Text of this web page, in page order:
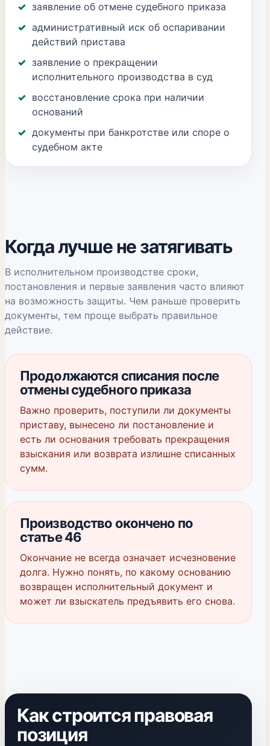
заявление об отмене судебного приказа
административный иск об оспаривании
действий пристава
заявление о прекращении
исполнительного производства в суд
восстановление срока при наличии
оснований
документы при банкротстве или споре о
судебном акте
Когда лучше не затягивать
В исполнительном производстве сроки,
постановления и первые заявления часто влияют
на возможность защиты. Чем раньше проверить
документы, тем проще выбрать правильное
действие.
Продолжаются списания после
отмены судебного приказа
Важно проверить, поступили ли документы
приставу, вынесено ли постановление и
есть ли основания требовать прекращения
взыскания или возврата излишне списанных
сумм.
Производство окончено по
статье 46
Окончание не всегда означает исчезновение
долга. Нужно понять, по какому основанию
возвращен исполнительный документ и
может ли взыскатель предъявить его снова.
Как строится правовая
позиция